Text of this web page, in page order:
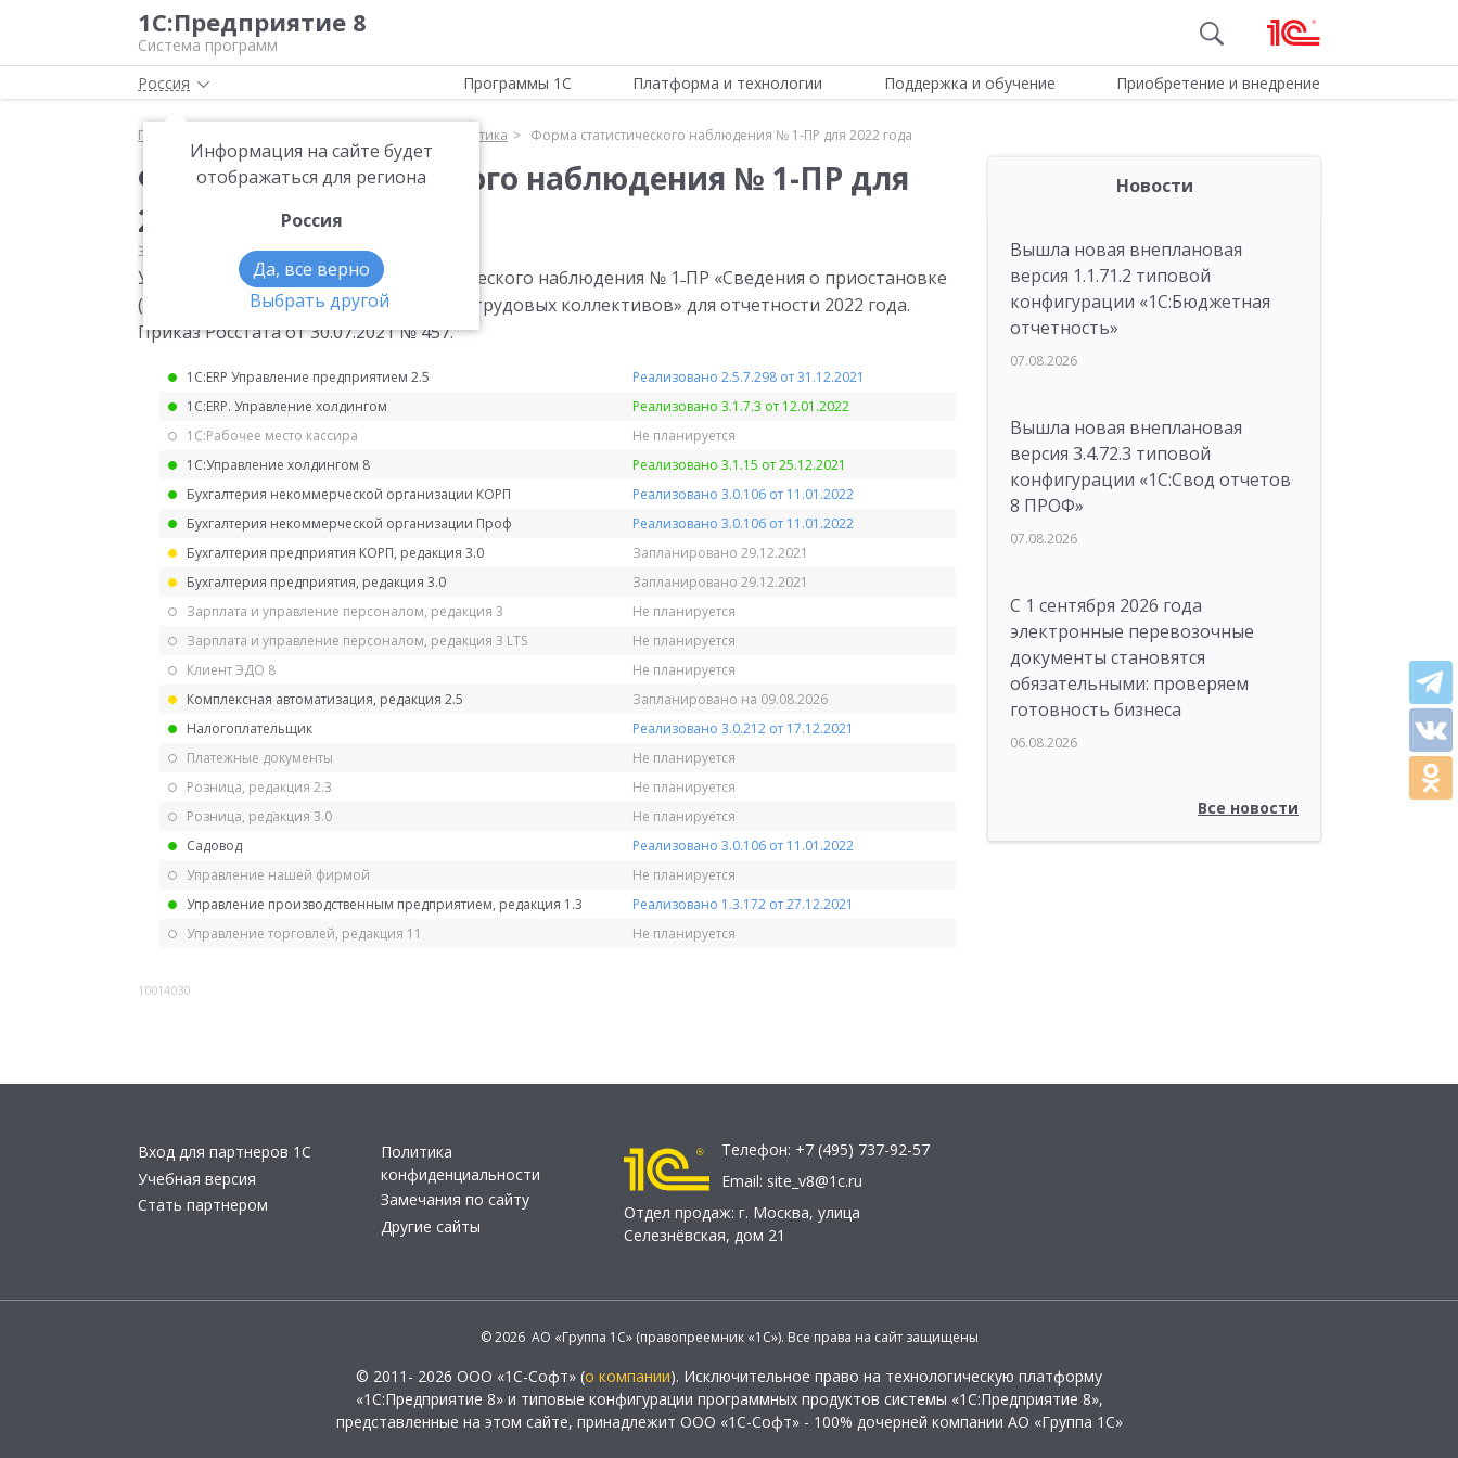
1С:Предприятие 8
Система программ
Россия
Информация на сайте будет
отображаться для региона
Россия
Да, все верно
Выбрать другой
Программы 1С Платформа и технологии Поддержка и обучение Приобретение и внедрение
Главная Статистика Форма статистического наблюдения № 1-ПР для 2022 года
Форма статистического наблюдения № 1-ПР для
2022 года
30.07.2021 Статистика
Утверждена месячная форма статистического наблюдения № 1˗ПР «Сведения о приостановке
(забастовке) и возобновлении работы трудовых коллективов» для отчетности 2022 года.
Приказ Росстата от 30.07.2021 № 457.
1С:ERP Управление предприятием 2.5
Реализовано 2.5.7.298 от 31.12.2021
1С:ERP. Управление холдингом
Реализовано 3.1.7.3 от 12.01.2022
1С:Рабочее место кассира
Не планируется
1С:Управление холдингом 8
Реализовано 3.1.15 от 25.12.2021
Бухгалтерия некоммерческой организации КОРП
Реализовано 3.0.106 от 11.01.2022
Бухгалтерия некоммерческой организации Проф
Реализовано 3.0.106 от 11.01.2022
Бухгалтерия предприятия КОРП, редакция 3.0
Запланировано 29.12.2021
Бухгалтерия предприятия, редакция 3.0
Запланировано 29.12.2021
Зарплата и управление персоналом, редакция 3
Не планируется
Зарплата и управление персоналом, редакция 3 LTS
Не планируется
Клиент ЭДО 8
Не планируется
Комплексная автоматизация, редакция 2.5
Запланировано на 09.08.2026
Налогоплательщик
Реализовано 3.0.212 от 17.12.2021
Платежные документы
Не планируется
Розница, редакция 2.3
Не планируется
Розница, редакция 3.0
Не планируется
Садовод
Реализовано 3.0.106 от 11.01.2022
Управление нашей фирмой
Не планируется
Управление производственным предприятием, редакция 1.3
Реализовано 1.3.172 от 27.12.2021
Управление торговлей, редакция 11
Не планируется
10014030
Новости
Вышла новая внеплановая
версия 1.1.71.2 типовой
конфигурации «1C:Бюджетная
отчетность»
07.08.2026
Вышла новая внеплановая
версия 3.4.72.3 типовой
конфигурации «1C:Свод отчетов
8 ПРОФ»
07.08.2026
С 1 сентября 2026 года
электронные перевозочные
документы становятся
обязательными: проверяем
готовность бизнеса
06.08.2026
Все новости
Вход для партнеров 1С
Учебная версия
Стать партнером
Политика
конфиденциальности
Замечания по сайту
Другие сайты
Телефон: +7 (495) 737-92-57
Email: site_v8@1c.ru
Отдел продаж: г. Москва, улица
Селезнёвская, дом 21
© 2026 АО «Группа 1С» (правопреемник «1С»). Все права на сайт защищены
© 2011- 2026 ООО «1С-Софт» (о компании). Исключительное право на технологическую платформу
«1С:Предприятие 8» и типовые конфигурации программных продуктов системы «1С:Предприятие 8»,
представленные на этом сайте, принадлежит ООО «1С-Софт» - 100% дочерней компании АО «Группа 1С»